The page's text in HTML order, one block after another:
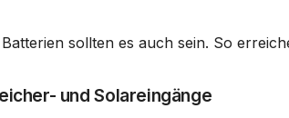
sollten es auch sein. So
und Solareingänge